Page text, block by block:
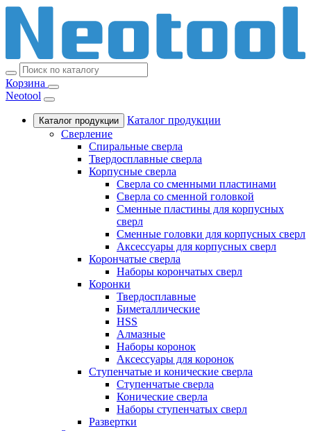
Корзина
Neotool
Каталог продукции
Каталог продукции
Сверление
Спиральные сверла
Твердосплавные сверла
Корпусные сверла
Сверла со сменными пластинами
Сверла со сменной головкой
Сменные пластины для корпусных
сверл
Сменные головки для корпусных сверл
Аксессуары для корпусных сверл
Корончатые сверла
Наборы корончатых сверл
Коронки
Твердосплавные
Биметаллические
HSS
Алмазные
Наборы коронок
Аксессуары для коронок
Ступенчатые и конические сверла
Ступенчатые сверла
Конические сверла
Наборы ступенчатых сверл
Развертки